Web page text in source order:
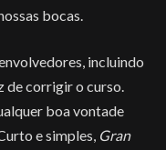
bocas.
incluindo
de corrigir o curso.
boa vontade
e simples, Gran